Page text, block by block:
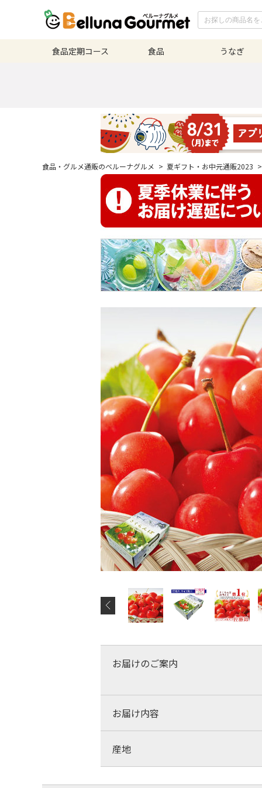
食品定期コース 食品 うなぎ
食品・グルメ通販のベルーナグルメ > 夏ギフト・お中元通販2023 >
お届けのご案内
お届け内容
産地